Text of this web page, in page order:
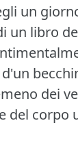
un
un libro
dei
del corpo